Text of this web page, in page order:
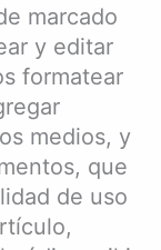
marcado
y editar
formatear
medios, y
que
de uso